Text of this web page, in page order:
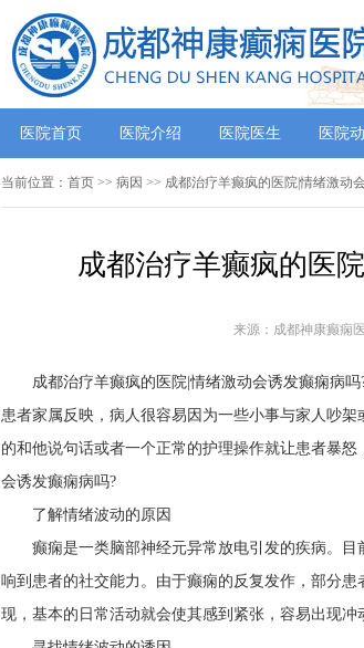
医院首页 医院介绍 医院医生 医院
当前位置： 首页 >> 病因 >> 成都治疗羊癫疯的医院|情绪激动
成都治疗羊癫疯的医
来源：成都神康癫痫
成都治疗羊癫疯的医院|情绪激动会诱发癫痫病
患者家属反映，病人很容易因为一些小事与家人吵
的和他说句话或者一个正常的护理操作就让患者暴
会诱发癫痫病吗?
了解情绪波动的原因
癫痫是一类脑部神经元异常放电引发的疾病。
响到患者的社交能力。由于癫痫的反复发作，部分
现，基本的日常活动就会使其感到紧张，容易出现冲